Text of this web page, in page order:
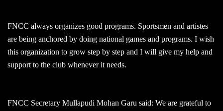
FNCC always organizes good programs. Sportsmen and artistes
are being anchored by doing national games and programs. I wish
this organization to grow step by step and I will give my help and
support to the club whenever it needs.
FNCC Secretary Mullapudi Mohan Garu said: We are grateful to